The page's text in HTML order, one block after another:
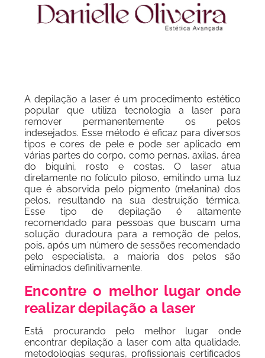
A depilação a laser é um procedimento estético
popular que utiliza tecnologia a laser para
remover permanentemente os pelos
indesejados. Esse método é eficaz para diversos
tipos e cores de pele e pode ser aplicado em
várias partes do corpo, como pernas, axilas, área
do biquíni, rosto e costas. O laser atua
diretamente no folículo piloso, emitindo uma luz
que é absorvida pelo pigmento (melanina) dos
pelos, resultando na sua destruição térmica.
Esse tipo de depilação é altamente
recomendado para pessoas que buscam uma
solução duradoura para a remoção de pelos,
pois, após um número de sessões recomendado
pelo especialista, a maioria dos pelos são
eliminados definitivamente.
Encontre o melhor lugar onde
realizar depilação a laser
Está procurando pelo melhor lugar onde
encontrar depilação a laser com alta qualidade,
metodologias seguras, profissionais certificados